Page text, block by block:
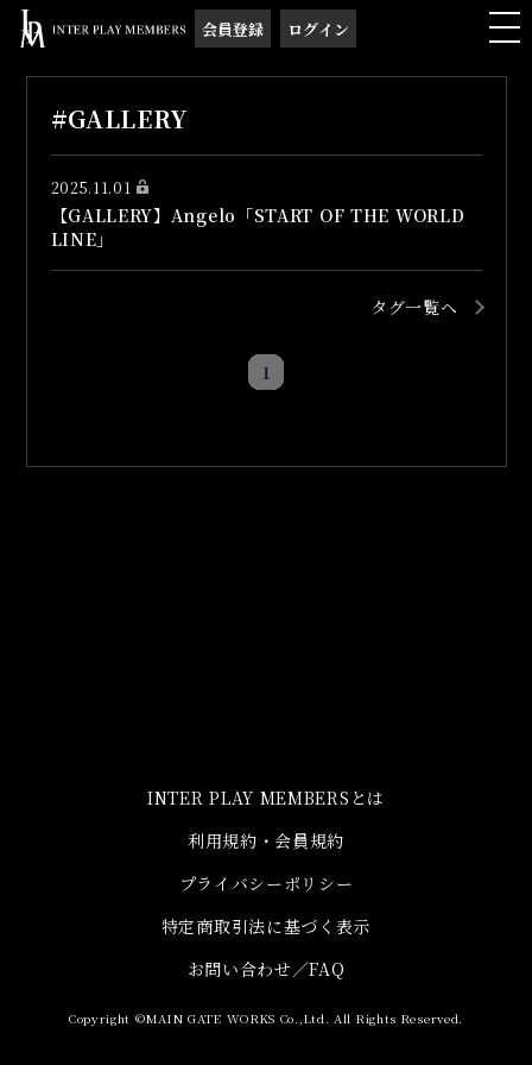
会員登録 ログイン
#GALLERY
2025.11.01
【GALLERY】Angelo「START OF THE WORLD
LINE」
タグ一覧へ
1
INTER PLAY MEMBERSとは
利用規約・会員規約
プライバシーポリシー
特定商取引法に基づく表示
お問い合わせ／FAQ
Copyright ©MAIN GATE WORKS Co.,Ltd. All Rights Reserved.